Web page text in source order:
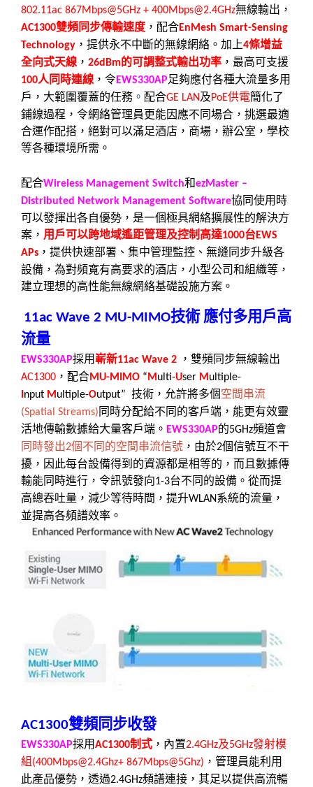
802.11ac 867Mbps@5GHz + 400Mbps@2.4GHz無線輸出，
AC1300雙頻同步傳輸速度 ，配合EnMesh Smart-Sensing
Technology ，提供永不中斷的無線網絡。 加上4條增益
全向式天線 ， 26dBm的可調整式輸出功率 ，最高可支援
100人同時連線 ， 令EWS330AP足夠應付各種大流量多用
戶，大範圍覆蓋的任務 。 配合GE LAN及PoE供電簡化了
鋪線過程，令網絡管理員更能因應不同場合，挑選最適
合運作配搭，絕對可以滿足酒店，商場，辦公室，學校
等各種環境所需。
配合Wireless Management Switch和ezMaster –
Distributed Network Management Software協同使用時
可以發揮出各自優勢，是一個極具網絡擴展性的解決方
案， 用戶可以跨地域遙距管理及控制高達1000台EWS
APs ，提供快速部署、集中管理監控、無縫同步升級各
設備，為對頻寬有高要求的酒店，小型公司和組織等，
建立理想的高性能無線網絡基礎設施方案。
11ac Wave 2 MU-MIMO技術 應付多用戶高
流量
EWS330AP採用嶄新11ac Wave 2 ，雙頻同步無線輸出
AC1300 ，配合MU-MIMO “Multi-User Multiple-
nput Multiple-Output” 技術，允許將多個空間串流
(Spatial Streams) 同時分配給不同的客戶端，能更有效靈
活地傳輸數據給大量客戶端。 EWS330AP的5GHz頻道會
同時發出2個不同的空間串流信號 ，由於2個信號互不干
擾，因此每台設備得到的資源都是相等的，而且數據傳
輸能同時進行，令訊號發向1-3台不同的設備。從而提
高總吞吐量，減少等待時間，提升WLAN系統的流量，
並提高各頻譜效率。
AC1300雙頻同步收發
EWS330AP採用AC1300制式 ，內置2.4GHz及5GHz發射模
組(400Mbps@2.4Ghz+ 867Mbps@5Ghz) ，管理員能利用
此產品優勢， 透過2.4GHz頻譜連接，其足以提供高流暢